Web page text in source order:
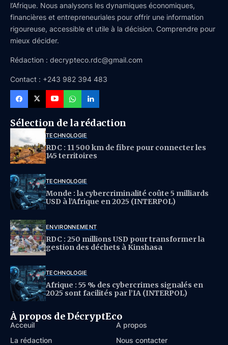
l’Afrique. Nous analysons les dynamiques économiques,
financières et entrepreneuriales pour offrir une information
rigoureuse, accessible et utile à la décision. Comprendre pour
mieux décider.
Rédaction : decrypteco.rdc@gmail.com
Contact : +243 982 394 483
Sélection de la rédaction
TECHNOLOGIE
RDC : 11 500 km de fibre pour connecter les
145 territoires
TECHNOLOGIE
Monde : la cybercriminalité coûte 5 milliards
USD à l’Afrique en 2025 (INTERPOL)
ENVIRONNEMENT
RDC : 250 millions USD pour transformer la
gestion des déchets à Kinshasa
TECHNOLOGIE
Afrique : 55 % des cybercrimes signalés en
2025 sont facilités par l’IA (INTERPOL)
À propos de DécryptEco
Acceuil
À propos
La rédaction
Nous contacter